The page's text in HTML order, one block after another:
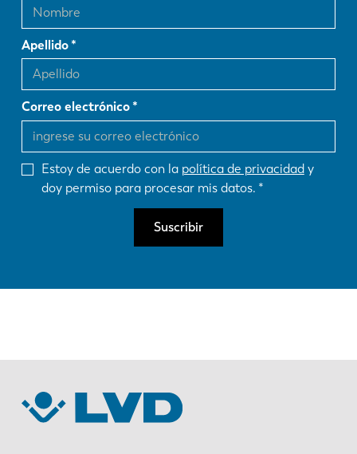
Apellido
Correo electrónico
Estoy de acuerdo con la política de privacidady
doy permiso para procesar mis datos.
Suscribir